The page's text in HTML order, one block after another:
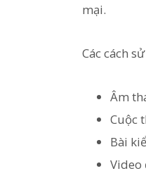
mại.
Các cách
Âm
Cuộc
Bài
Video